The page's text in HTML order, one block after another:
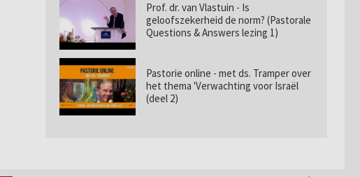
Prof. dr. van Vlastuin - Is
geloofszekerheid de norm? (Pastorale
Questions & Answers lezing 1)
Pastorie online - met ds. Tramper over
het thema 'Verwachting voor Israël
(deel 2)